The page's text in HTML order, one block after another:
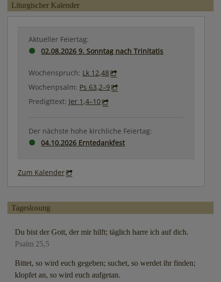
Liturgischer Kalender
Aktueller Feiertag:
02.08.2026 9. Sonntag nach Trinitatis
Wochenspruch: Lk 12,48
Wochenpsalm: Ps 63,2–9
Predigttext: Jer 1,4–10
Der nächste hohe kirchliche Feiertag:
04.10.2026 Erntedankfest
Zum Kalender
Tageslosung
Du bist der Gott, der mir hilft; täglich harre ich auf dich.
Psalm 25,5
Bittet, so wird euch gegeben; suchet, so werdet ihr finden;
klopfet an, so wird euch aufgetan.